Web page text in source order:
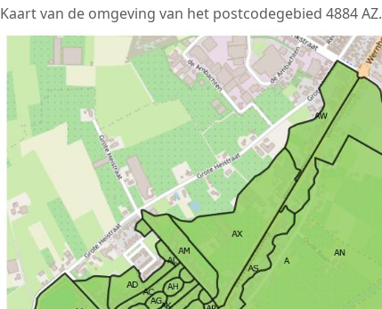
Kaart van de omgeving van het postcodegebied 4884 AZ.